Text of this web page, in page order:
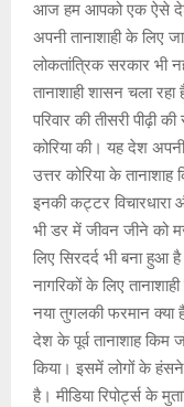
at
s
A
p
p
ce
b
o
o
k
s
a
g
e
आज हम आपको एक ऐसे देश
अपनी तानाशाही के लिए
लोकतांत्रिक सरकार भी
तानाशाही शासन चला
परिवार की तीसरी पीढ़ी
कोरिया की। यह देश
उत्तर कोरिया के
इनकी कट्टर विचारधारा
भी डर में जीवन जीने को
लिए सिरदर्द भी बना
नागरिकों के लिए
नया तुगलकी फरमान
देश के पूर्व तानाशाह किम
किया। इसमें लोगों के
है। मीडिया रिपोर्ट्स के